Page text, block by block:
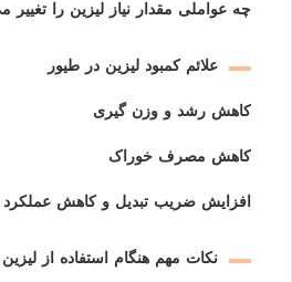
چه عواملی مقدار نیاز لیزین را تغییر
علائم کمبود لیزین در طیور
کاهش رشد و وزن گیری
کاهش مصرف خوراک
افزایش ضریب تبدیل و کاهش عملکرد
نکات مهم هنگام استفاده از